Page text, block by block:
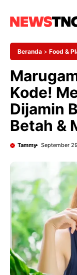
Beranda > Food &
Kode!
Dijamin
Betah &
Tammy September